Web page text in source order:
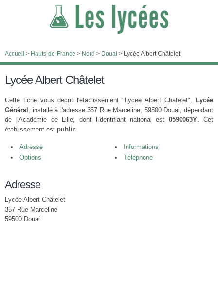
Accueil > Hauts-de-France > Nord > Douai > Lycée Albert Châtelet
Lycée Albert Châtelet
Cette fiche vous décrit l'établissement "Lycée Albert Châtelet",
Lycée
Général , installé à l'adresse 357 Rue Marceline, 59500 Douai, dépendant
de l'Académie de Lille, dont l'identifiant national est0590063Y. Cet
établissement est public.
Adresse
Informations
Options
Téléphone
Adresse
Lycée Albert Châtelet
357 Rue Marceline
59500 Douai